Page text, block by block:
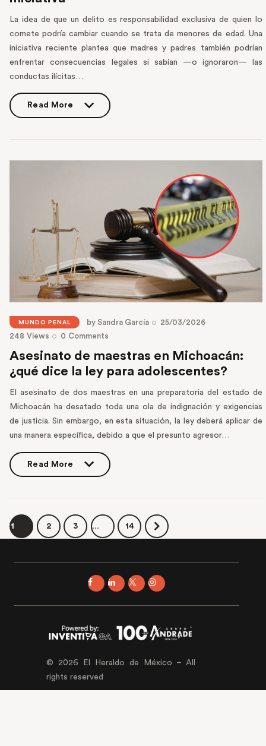
La idea de que un delito es responsabilidad exclusiva de quien lo
comete podría cambiar cuando se trata de menores de edad. Una
iniciativa reciente plantea que madres y padres también podrían
enfrentar consecuencias legales si sabían —o ignoraron— las
conductas ilícitas…
Read More
MUNDO PENAL bySandra García
25/03/2026
248 Views 0 Comments
Asesinato de maestras en Michoacán:
¿qué dice la ley para adolescentes?
El asesinato de dos maestras en una preparatoria del estado de
Michoacán ha desatado toda una ola de indignación y exigencias
de justicia. Sin embargo, en esta situación, la ley deberá aplicar de
una manera específica, debido a que el presunto agresor…
Read More
1 2 3 … 14
© 2026 El Heraldo de México – All
rights reserved